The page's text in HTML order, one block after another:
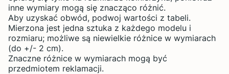
inne wymiary mogą się znacząco różnić.
Aby uzyskać obwód, podwoj wartości z tabeli.
Mierzona jest jedna sztuka z każdego modelu i
rozmiaru; możliwe są niewielkie różnice w wymiarach
(do +/- 2 cm).
Znaczne różnice w wymiarach mogą być
przedmiotem reklamacji.